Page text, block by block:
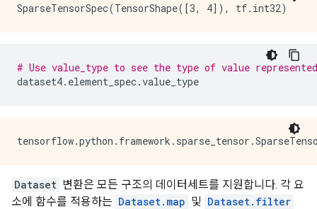
# Use value_type to see the type of value
dataset4. element_spec.value_type
Dataset 변환은 모든 구조의 데이터세트를 지원합니다. 각 요
소에 함수를 적용하는 Dataset.map 및 Dataset.filter